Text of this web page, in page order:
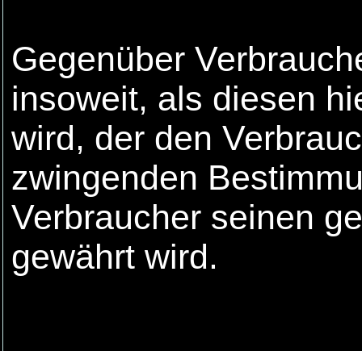
Gegenüber
insoweit, als diesen
wird, der den
zwingenden
Verbraucher seinen
gewährt wird.